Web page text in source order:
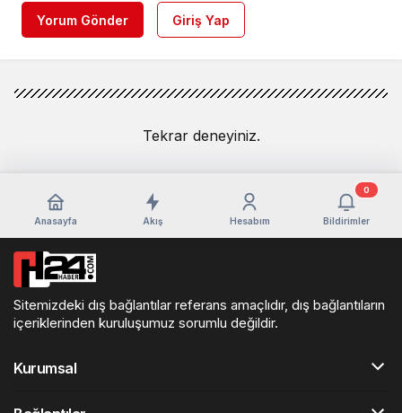
Yorum Gönder Giriş Yap
Tekrar deneyiniz.
Anasayfa Akış Hesabım Bildirimler
0
Sitemizdeki dış bağlantılar referans amaçlıdır, dış bağlantıların
içeriklerinden kuruluşumuz sorumlu değildir.
Kurumsal